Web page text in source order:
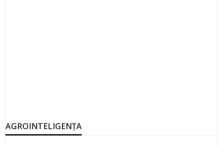
AGROINTELIGENȚA